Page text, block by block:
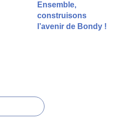
Ensemble,
construisons
l’avenir de Bondy !